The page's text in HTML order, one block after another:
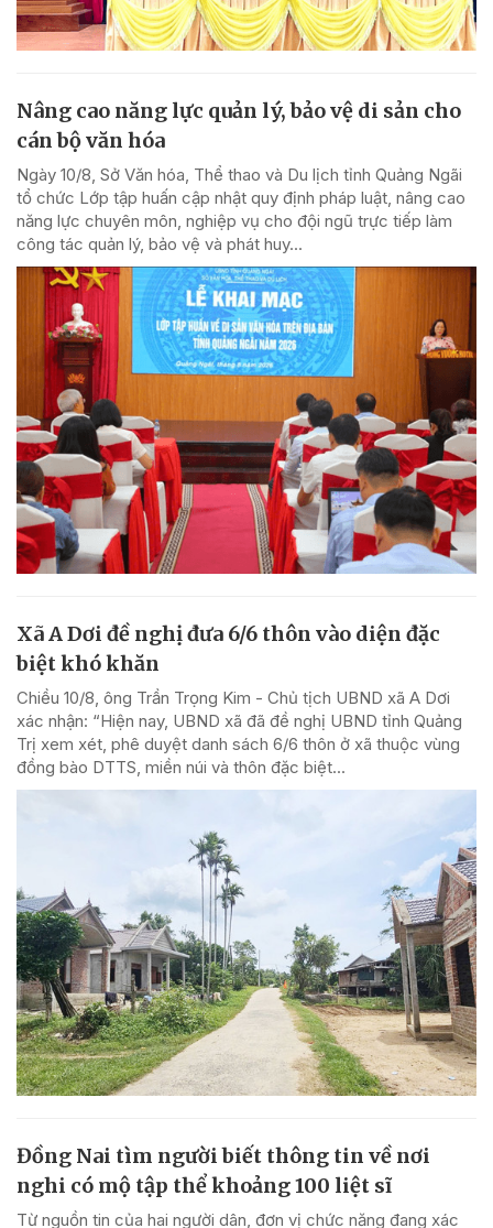
Nâng cao năng lực quản lý, bảo vệ di sản cho
cán bộ văn hóa
Ngày 10/8, Sở Văn hóa, Thể thao và Du lịch tỉnh Quảng Ngãi
tổ chức Lớp tập huấn cập nhật quy định pháp luật, nâng cao
năng lực chuyên môn, nghiệp vụ cho đội ngũ trực tiếp làm
công tác quản lý, bảo vệ và phát huy...
Xã A Dơi đề nghị đưa 6/6 thôn vào diện đặc
biệt khó khăn
Chiều 10/8, ông Trần Trọng Kim - Chủ tịch UBND xã A Dơi
xác nhận: “Hiện nay, UBND xã đã đề nghị UBND tỉnh Quảng
Trị xem xét, phê duyệt danh sách 6/6 thôn ở xã thuộc vùng
đồng bào DTTS, miền núi và thôn đặc biệt...
Đồng Nai tìm người biết thông tin về nơi
nghi có mộ tập thể khoảng 100 liệt sĩ
Từ nguồn tin của hai người dân, đơn vị chức năng đang xác